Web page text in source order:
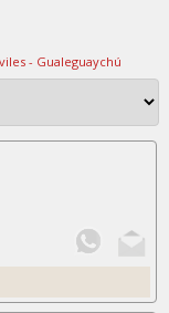
- Gualeguaychú